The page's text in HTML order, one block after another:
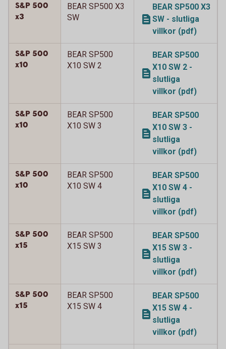
S&P 500
x3
BEAR SP500 X3
SW
BEAR SP500 X3
SW - slutliga
villkor (pdf)
S&P 500
x10
BEAR SP500
X10 SW 2
BEAR SP500
X10 SW 2 -
slutliga
villkor (pdf)
S&P 500
x10
BEAR SP500
X10 SW 3
BEAR SP500
X10 SW 3 -
slutliga
villkor (pdf)
S&P 500
x10
BEAR SP500
X10 SW 4
BEAR SP500
X10 SW 4 -
slutliga
villkor (pdf)
S&P 500
x15
BEAR SP500
X15 SW 3
BEAR SP500
X15 SW 3 -
slutliga
villkor (pdf)
S&P 500
x15
BEAR SP500
X15 SW 4
BEAR SP500
X15 SW 4 -
slutliga
villkor (pdf)